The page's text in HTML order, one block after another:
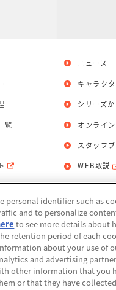
ニュース
キャラク
シリーズ
覧 オンライ
スタッフ
WEB取説
い合わせ 個人情
規約
Do Not Sell or Share My
Information
ルギー情報
personal identifier such as
and to personalize
to see more details about
retention period of each
about your use of
and advertising
other information that you
or that they have